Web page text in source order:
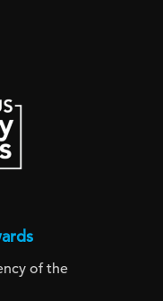
of the